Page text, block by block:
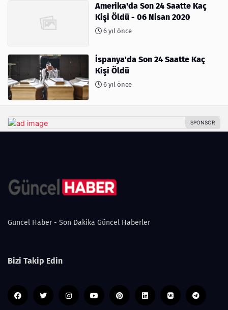
Amerika'da Son 24 Saatte Kaç
Kişi Öldü - 06 Nisan 2020
6 yıl önce
İspanya'da Son 24 Saatte Kaç
Kişi Öldü
6 yıl önce
Guncel Haber - Son Dakika Güncel Haberler
Bizi Takip Edin